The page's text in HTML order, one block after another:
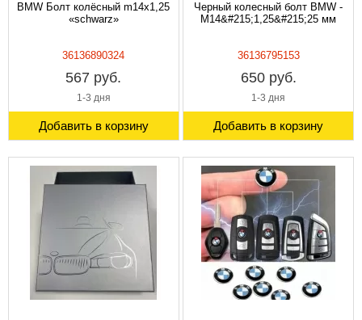
BMW Болт колёсный m14x1,25
«schwarz»
36136890324
567 руб.
1-3 дня
Добавить в корзину
Черный колесный болт BMW -
M14&#215;1,25&#215;25 мм
36136795153
650 руб.
1-3 дня
Добавить в корзину